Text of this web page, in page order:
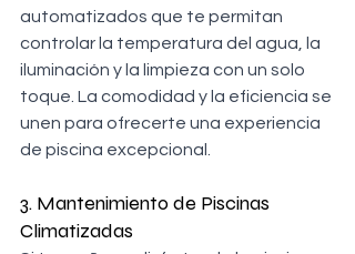
automatizados que te permitan
controlar la temperatura del agua, la
iluminación y la limpieza con un solo
toque. La comodidad y la eficiencia se
unen para ofrecerte una experiencia
de piscina excepcional.
3. Mantenimiento de Piscinas
Climatizadas